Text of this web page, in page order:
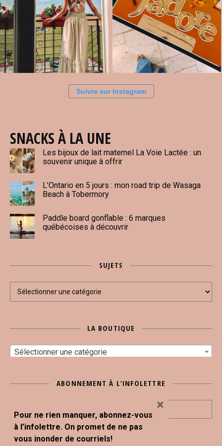
Suivre sur Instagram
SNACKS À LA UNE
Les bijoux de lait maternel La Voie Lactée : un
souvenir unique à offrir
L’Ontario en 5 jours : mon road trip de Wasaga
Beach à Tobermory
Paddle board gonflable : 6 marques
québécoises à découvrir
SUJETS
LA BOUTIQUE
Sélectionner une catégorie
ABONNEMENT À L’INFOLETTRE
Pour ne rien manquer, abonnez-vous
à l’infolettre. On promet de ne pas
vous inonder de courriels!
×